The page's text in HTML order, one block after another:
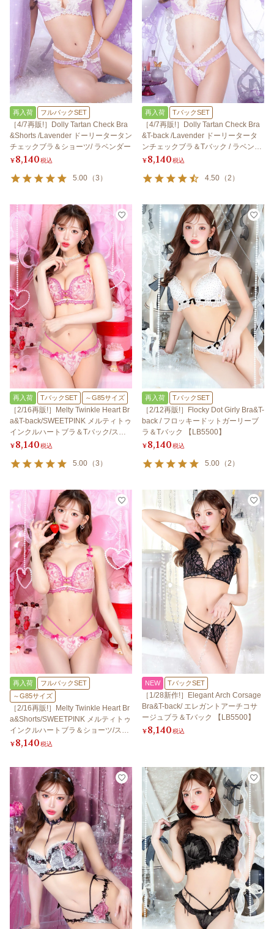
再入荷 フルバックSET
［4/7再販!］Dolly Tartan Check Bra
&Shorts /Lavender ドーリータータン
チェックブラ＆ショーツ/ ラベンダー
¥8,140税込
5.00 （3 ）
再入荷 TバックSET
［4/7再販!］Dolly Tartan Check Bra
&T-back /Lavender ドーリータータ
ンチェックブラ＆Tバック / ラベンダ
ー
¥8,140税込
4.50 （2 ）
再入荷 TバックSET ～G85サイズ
［2/16再販!］Melty Twinkle Heart Br
a&T-back/SWEETPINK メルティトゥ
インクルハートブラ＆Tバック/スイ
ートピンク 【LB5500】
¥8,140税込
5.00 （3 ）
再入荷 TバックSET
［2/12再販!］Flocky Dot Girly Bra&T-
back / フロッキードットガーリーブ
ラ＆Tバック 【LB5500】
¥8,140税込
5.00 （2 ）
再入荷
フルバックSET
～G85サイズ
［2/16再販!］Melty Twinkle Heart Br
a&Shorts/SWEETPINK メルティトゥ
インクルハートブラ＆ショーツ/スイ
ートピンク 【LB5500】
¥8,140税込
NEW TバックSET
［1/28新作!］Elegant Arch Corsage
Bra&T-back/ エレガントアーチコサ
ージュブラ＆Tバック 【LB5500】
¥8,140税込